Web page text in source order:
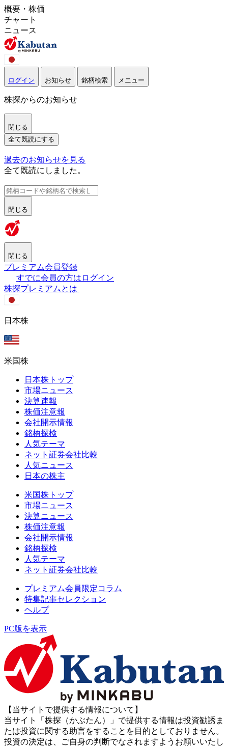
概要・株価
チャート
ニュース
ログイン お知らせ 銘柄検索 メニュー
株探からのお知らせ
閉じる
全て既読にする
過去のお知らせを見る
全て既読にしました。
閉じる
閉じる
プレミアム会員登録
すでに会員の方はログイン
株探プレミアムとは
日本株
米国株
日本株トップ
市場ニュース
決算速報
株価注意報
会社開示情報
銘柄探検
人気テーマ
ネット証券会社比較
人気ニュース
日本の株主
米国株トップ
市場ニュース
決算ニュース
株価注意報
会社開示情報
銘柄探検
人気テーマ
ネット証券会社比較
プレミアム会員限定コラム
特集記事セレクション
ヘルプ
PC版を表示
【当サイトで提供する情報について】
当サイト「株探（かぶたん）」で提供する情報は投資勧誘ま
たは投資に関する助言をすることを目的としておりません。
投資の決定は、ご自身の判断でなされますようお願いいたし